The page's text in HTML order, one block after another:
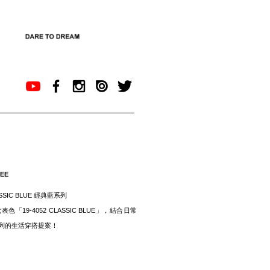
BLUE 經典藍系列
色「19-4052 CLASSIC BLUE」，結合日常
的生活穿搭提案！